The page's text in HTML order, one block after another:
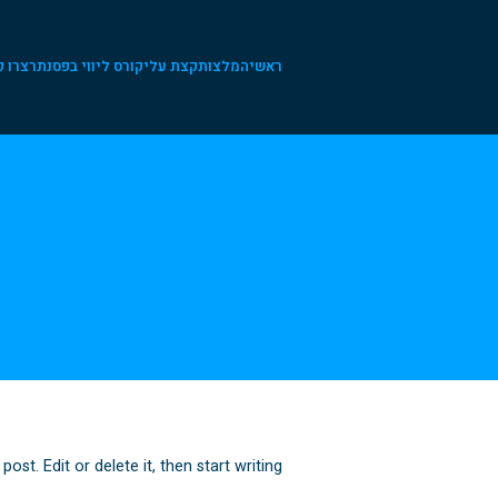
ראשיהמלצותקצת עליקורס ליווי בפסנתרצרו
Edit or delete it, then start writing!